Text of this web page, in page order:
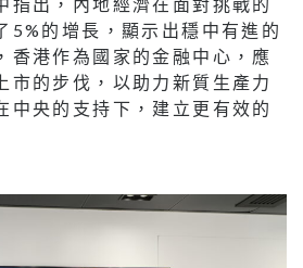
5%的增長，顯示出穩中有進的
香港作為國家的金融中心，應
市的步伐，以助力新質生產力
中央的支持下，建立更有效的